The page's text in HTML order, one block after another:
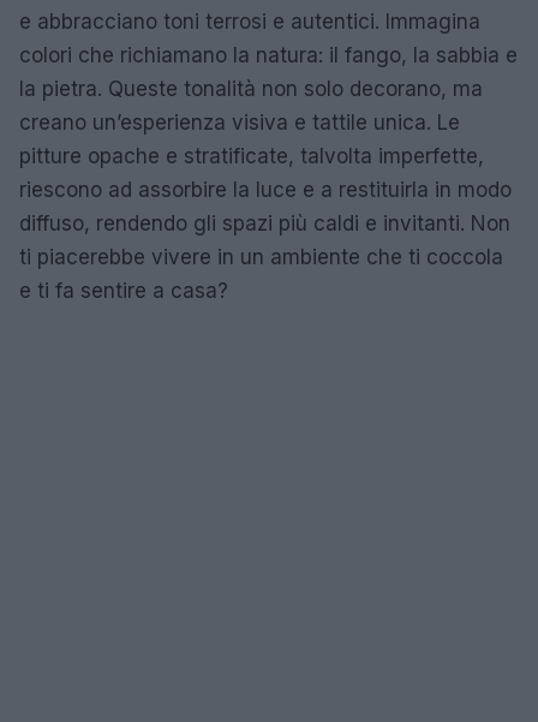
e abbracciano toni terrosi e autentici. Immagina
colori che richiamano la natura: il fango, la sabbia e
la pietra. Queste tonalità non solo decorano, ma
creano un’esperienza visiva e tattile unica. Le
pitture opache e stratificate, talvolta imperfette,
riescono ad assorbire la luce e a restituirla in modo
diffuso, rendendo gli spazi più caldi e invitanti. Non
ti piacerebbe vivere in un ambiente che ti coccola
e ti fa sentire a casa?